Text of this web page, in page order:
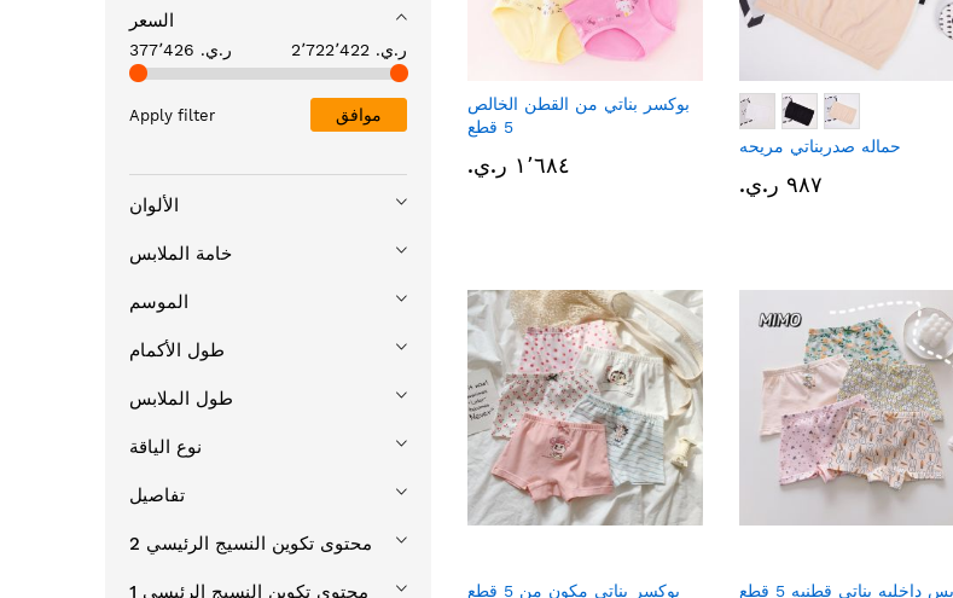
بوكسر بناتي من القطن الخالص
5 قطع
١٬٦٨٤ ر.ي.‏
حماله صدربناتي مريحه
٩٨٧ ر.ي.‏
بوكسر بناتي مكون من 5 قطع داخليه بناتي قطنيه 5 قطع
السعر
377٬426 ر.ي.‏ 2٬722٬422 ر.ي.‏
Apply filter موافق
الألوان
خامة الملابس
الموسم
طول الأكمام
طول الملابس
نوع الياقة
تفاصيل
محتوى تكوين النسيج الرئيسي 2
محتوى تكوين النسيج الرئيسي 1